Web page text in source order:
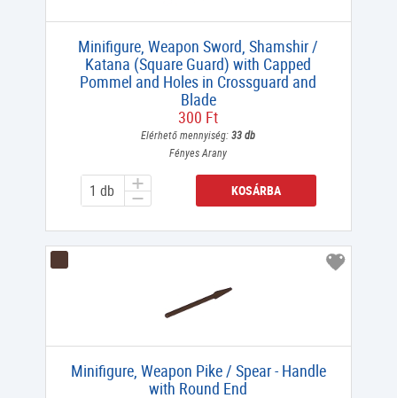
Minifigure, Weapon Sword, Shamshir /
Katana (Square Guard) with Capped
Pommel and Holes in Crossguard and
Blade
300 Ft
Elérhető mennyiség:33 db
Fényes Arany
KOSÁRBA
Minifigure, Weapon Pike / Spear - Handle
with Round End